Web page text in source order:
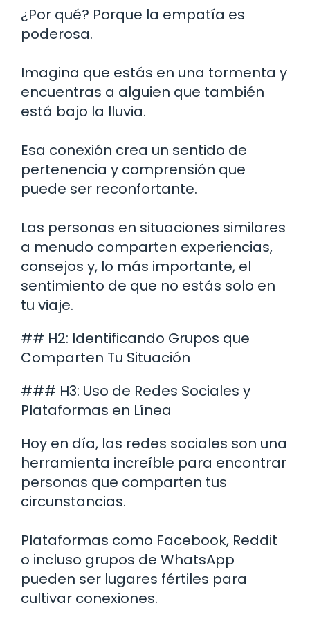
¿Por qué? Porque la empatía es
poderosa.
Imagina que estás en una tormenta y
encuentras a alguien que también
está bajo la lluvia.
Esa conexión crea un sentido de
pertenencia y comprensión que
puede ser reconfortante.
Las personas en situaciones similares
a menudo comparten experiencias,
consejos y, lo más importante, el
sentimiento de que no estás solo en
tu viaje.
## H2: Identificando Grupos que
Comparten Tu Situación
### H3: Uso de Redes Sociales y
Plataformas en Línea
Hoy en día, las redes sociales son una
herramienta increíble para encontrar
personas que comparten tus
circunstancias.
Plataformas como Facebook, Reddit
o incluso grupos de WhatsApp
pueden ser lugares fértiles para
cultivar conexiones.